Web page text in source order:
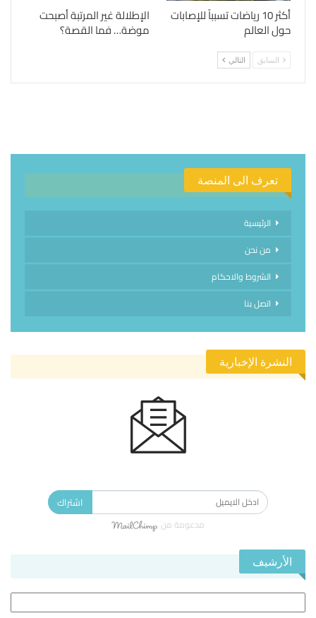
أكثر 10 رياضات تسبباً للإصابات
حول العالم
الإطلالة غير المرتبة أصبحت
موضة… فما القصة؟
السابق التالي
تعرف الى المنصة
الرئيسية
من نحن
الشروط والاحكام
اتصل بنا
النشرة الإخبارية
اشتراك
مدعومة من
الأرشيف